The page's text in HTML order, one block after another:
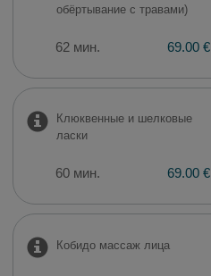
обёртывание с травами)
62 мин. 69.00 €
Клюквенные и шелковые
ласки
60 мин. 69.00 €
Кобидо массаж лица